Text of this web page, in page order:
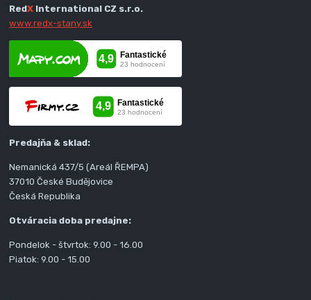
RedX International CZ s.r.o.
www.redx-stany.sk
Predajňa & sklad:
Nemanická 437/5 (Areál ŘEMPA)
37010 České Budějovice
Česká Republika
Otváracia doba predajne:
Pondelok - štvrtok: 9.00 - 16.00
Piatok: 9.00 - 15.00